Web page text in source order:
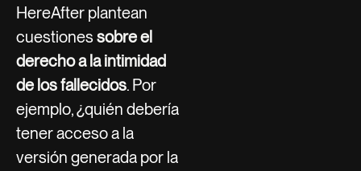
HereAfter plantean
cuestiones sobre el
derecho a la intimidad
de los fallecidos. Por
ejemplo, ¿quién debería
tener acceso a la
versión generada por la